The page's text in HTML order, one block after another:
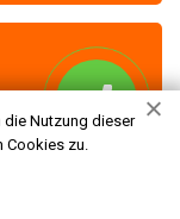
die Nutzung dieser
Cookies zu.